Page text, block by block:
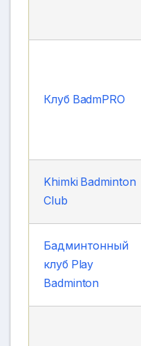
Клуб BadmPRO
Khimki Badminton
Club
Бадминтонный
клуб Play
Badminton